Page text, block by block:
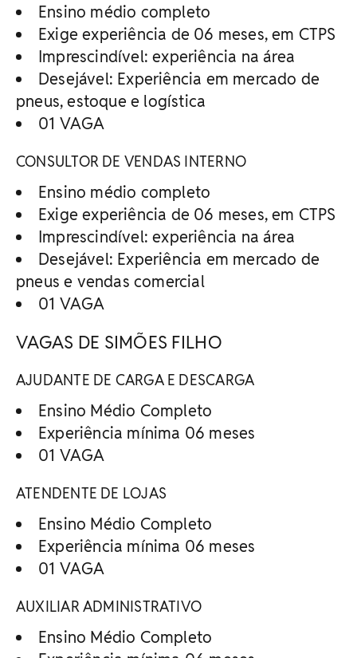
Ensino médio completo
Exige experiência de 06 meses, em CTPS
Imprescindível: experiência na área
Desejável: Experiência em mercado de
pneus, estoque e logística
01 VAGA
CONSULTOR DE VENDAS INTERNO
Ensino médio completo
Exige experiência de 06 meses, em CTPS
Imprescindível: experiência na área
Desejável: Experiência em mercado de
pneus e vendas comercial
01 VAGA
VAGAS DE SIMÕES FILHO
AJUDANTE DE CARGA E DESCARGA
Ensino Médio Completo
Experiência mínima 06 meses
01 VAGA
ATENDENTE DE LOJAS
Ensino Médio Completo
Experiência mínima 06 meses
01 VAGA
AUXILIAR ADMINISTRATIVO
Ensino Médio Completo